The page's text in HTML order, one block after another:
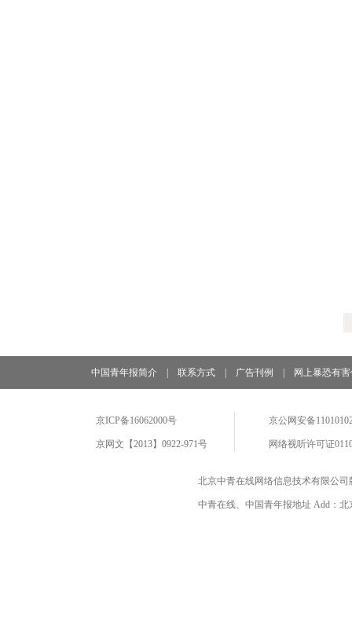
中国青年报简介 | 联系方式 | 广告刊例 | 网上暴恐有
京ICP备16062000号
京网文【2013】0922-971号
京公网安备
网络视听许可证
北京中青在线网络信息技术有限公
中青在线、中国青年报地址 Add：北